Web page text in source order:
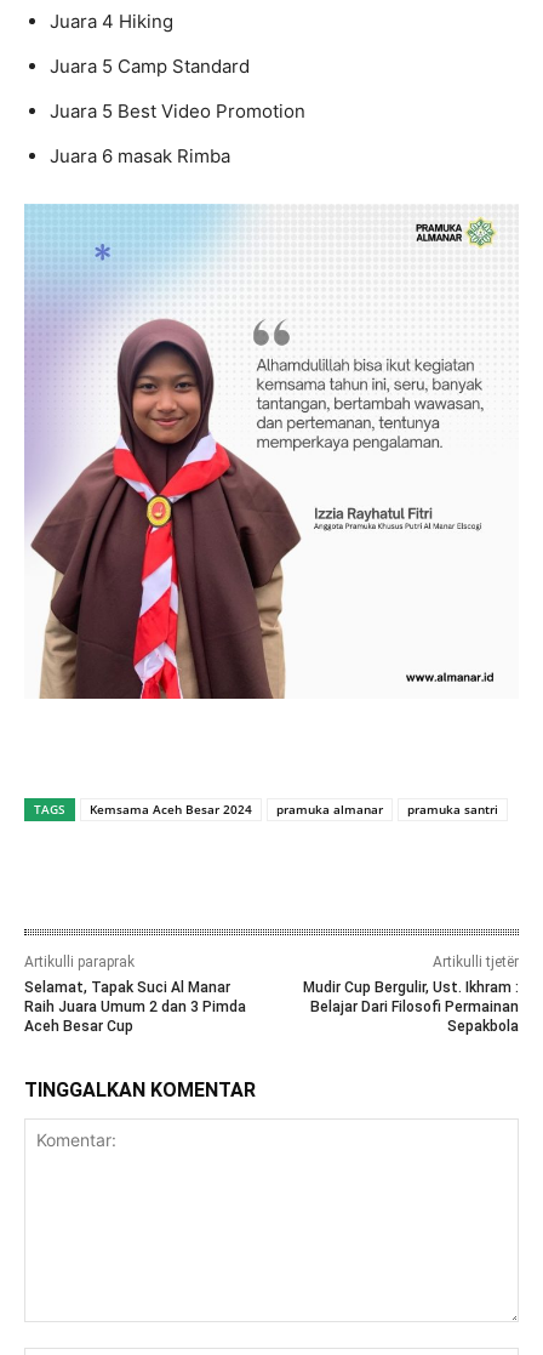
Juara 4 Hiking
Juara 5 Camp Standard
Juara 5 Best Video Promotion
Juara 6 masak Rimba
TAGS Kemsama Aceh Besar 2024 pramuka almanar pramuka santri
Artikulli paraprak
Selamat, Tapak Suci Al Manar
Raih Juara Umum 2 dan 3 Pimda
Aceh Besar Cup
Artikulli tjetër
Mudir Cup Bergulir, Ust. Ikhram :
Belajar Dari Filosofi Permainan
Sepakbola
TINGGALKAN KOMENTAR